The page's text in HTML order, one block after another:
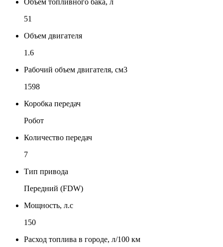
51
Объем двигателя
1.6
Рабочий объем двигателя, см3
1598
Коробка передач
Робот
Количество передач
7
Тип привода
Передний (FDW)
Мощность, л.с
150
Расход топлива в городе, л/100 км